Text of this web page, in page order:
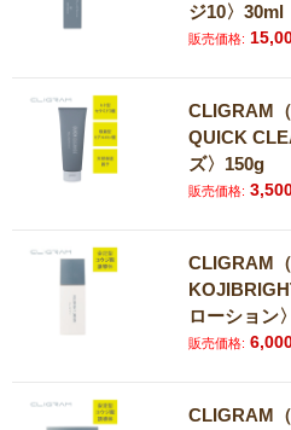
ジ10〉30ml
販売価格:
CLIGRAM
QUICK
ズ〉150g
販売価格:
CLIGRAM
ローション
販売価格:
CLIGRAM